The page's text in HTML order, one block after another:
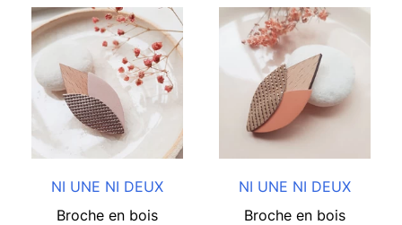
NI UNE NI DEUX
Broche en bois
NI UNE NI DEUX
Broche en bois